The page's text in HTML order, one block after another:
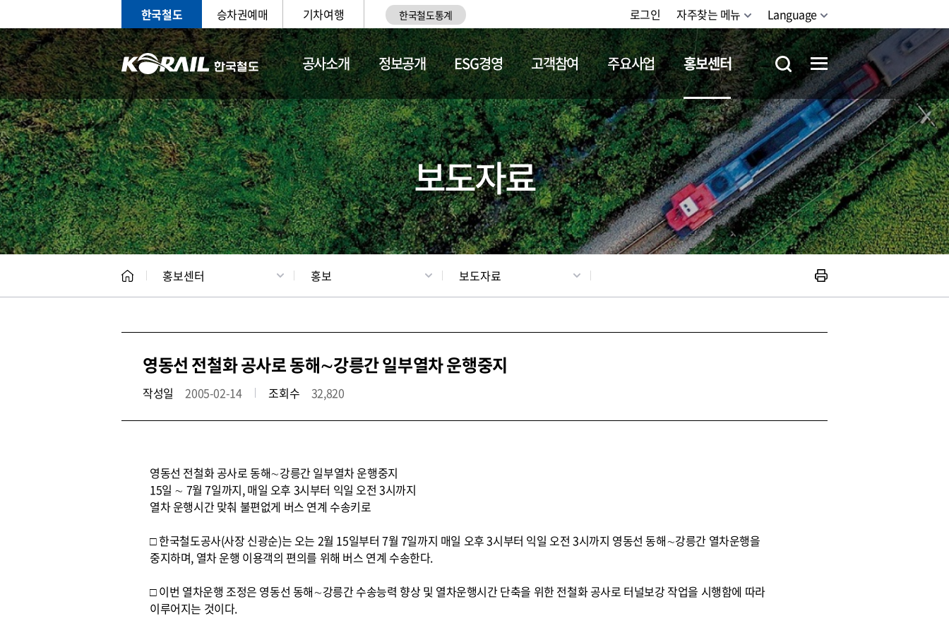
한국철도 승차권예매 기차여행 한국철도통계 로그인 자주찾는 메뉴 Language
공사소개 정보공개 ESG경영 고객참여 주요사업 홍보센터
홍보 문화사업 갤러리 기차소개 철도체험
보도자료
홍보센터 홍보 보도자료
영동선 전철화 공사로 동해∼강릉간 일부열차 운행중지
작성일 2005-02-14 조회수 32,820
영동선 전철화 공사로 동해∼강릉간 일부열차 운행중지
15일 ∼ 7월 7일까지, 매일 오후 3시부터 익일 오전 3시까지
열차 운행시간 맞춰 불편없게 버스 연계 수송키로
□ 한국철도공사(사장 신광순)는 오는 2월 15일부터 7월 7일까지 매일 오후 3시부터 익일 오전 3시까지 영동선 동해∼강릉간 열차운행을
중지하며, 열차 운행 이용객의 편의를 위해 버스 연계 수송한다.
□ 이번 열차운행 조정은 영동선 동해∼강릉간 수송능력 향상 및 열차운행시간 단축을 위한 전철화 공사로 터널보강 작업을 시행함에 따라
이루어지는 것이다.